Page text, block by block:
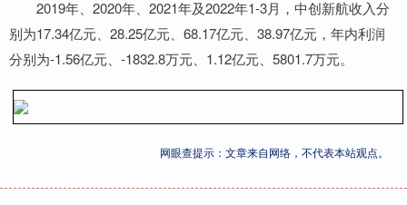
2019年、2020年、2021年及2022年1-3月，中创新航收入分
别为17.34亿元、28.25亿元、68.17亿元、38.97亿元，年内利润
分别为-1.56亿元、-1832.8万元、1.12亿元、5801.7万元。
网眼查提示：文章来自网络，不代表本站观点。